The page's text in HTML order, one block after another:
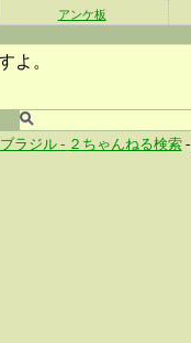
アンケ板
よ。
ラジル - ２ちゃんねる検索-